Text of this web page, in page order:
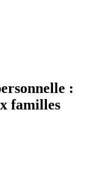
:
familles